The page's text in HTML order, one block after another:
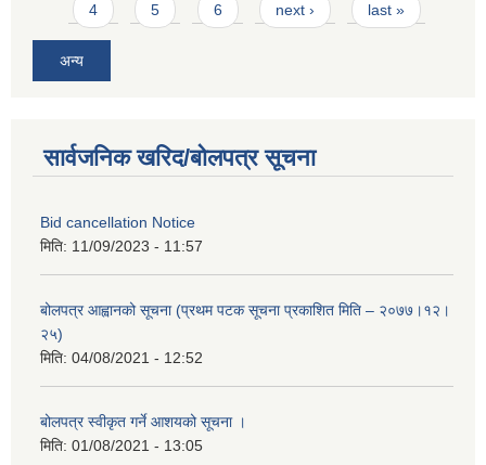
4 5 6 next › last »
अन्य
सार्वजनिक खरिद/बोलपत्र सूचना
Bid cancellation Notice
मिति: 11/09/2023 - 11:57
बोलपत्र आह्वानको सूचना (प्रथम पटक सूचना प्रकाशित मिति – २०७७।१२।
२५)
मिति: 04/08/2021 - 12:52
बोलपत्र स्वीकृत गर्ने आशयको सूचना ।
मिति: 01/08/2021 - 13:05